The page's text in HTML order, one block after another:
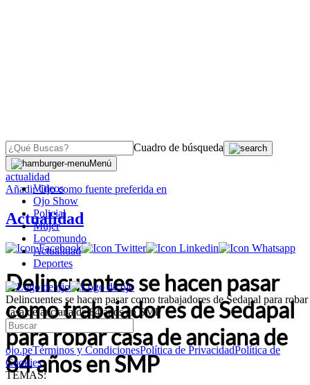
Cuadro de búsqueda
Menú
Videos
Ojo Show
Policial
Mujer
Locomundo
Actualidad
Deportes
Delincuentes se hacen pasar como trabajadores de Sedapal para robar
casa de anciana de 84 años en SMP
ojo.peTérminos y CondicionesPolítica de PrivacidadPolítica de
Cookies
TEMAS:
OJO
actualidad
AñadirOjocomo fuente preferida en
Actualidad
Delincuentes se hacen pasar
como trabajadores de Sedapal
para robar casa de anciana de
84 años en SMP